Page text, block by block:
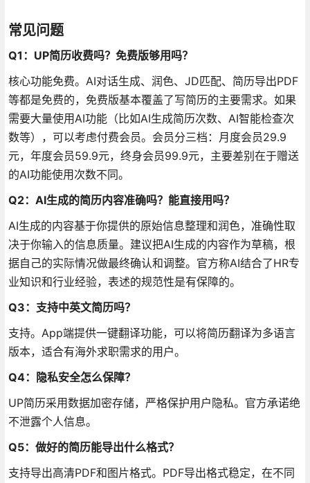
常见问题
Q1：UP简历收费吗？免费版够用吗？
核心功能免费。AI对话生成、润色、JD匹配、简历导出PDF
等都是免费的，免费版基本覆盖了写简历的主要需求。如果
需要大量使用AI功能（比如AI生成简历次数、AI智能检查次
数等），可以考虑付费会员。会员分三档：月度会员29.9
元，年度会员59.9元，终身会员99.9元，主要差别在于赠送
的AI功能使用次数不同。
Q2：AI生成的简历内容准确吗？能直接用吗？
AI生成的内容基于你提供的原始信息整理和润色，准确性取
决于你输入的信息质量。建议把AI生成的内容作为草稿，根
据自己的实际情况做最终确认和调整。官方称AI结合了HR专
业知识和行业经验，表述的规范性是有保障的。
Q3：支持中英文简历吗？
支持。App端提供一键翻译功能，可以将简历翻译为多语言
版本，适合有海外求职需求的用户。
Q4：隐私安全怎么保障？
UP简历采用数据加密存储，严格保护用户隐私。官方承诺绝
不泄露个人信息。
Q5：做好的简历能导出什么格式？
支持导出高清PDF和图片格式。PDF导出格式稳定，在不同